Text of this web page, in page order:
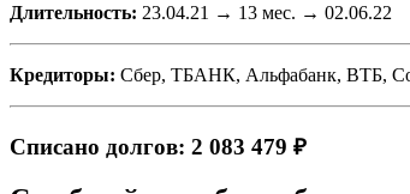
Длительность: 23.04.21 → 13 мес. → 02.06.22
Кредиторы: Сбер, ТБАНК, Альфабанк, ВТБ,
Списано долгов: 2 083 479 ₽